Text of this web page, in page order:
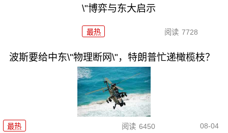
\"博弈与东大启示
最热 阅读 7728
波斯要给中东\"物理断网\"，特朗普忙递橄榄枝？
最热 阅读 6450 08-04